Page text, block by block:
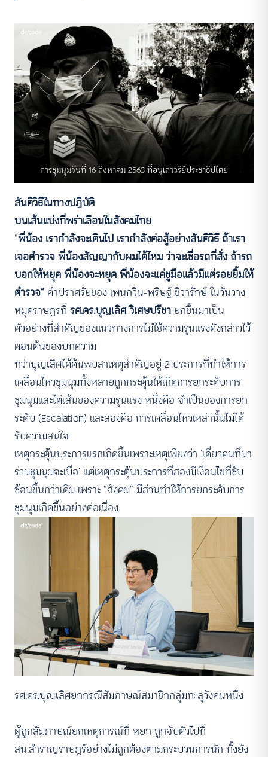
การชุมนุมวันที่ 16 สิงหาคม 2563 ที่อนุเสาวรีย์ประชาธิปไตย
สันติวิธีในทางปฏิบัติ
บนเส้นแบ่งที่พร่าเลือนในสังคมไทย
“พี่น้อง เรากำลังจะเดินไป เรากำลังต่อสู้อย่างสันติวิธี ถ้าเรา
เจอตำรวจ พี่น้องสัญญากับผมได้ไหม ว่าจะเชื่อรถที่สั่ง ถ้ารถ
บอกให้หยุด พี่น้องจะหยุด พี่น้องจะแค่ชูมือแล้วมีแต่รอยยิ้มให้
ตำรวจ” คำปราศรัยของ เพนกวิน-พริษฐ์ ชิวารักษ์ ในวันวาง
หมุดราษฎรที่ รศ.ดร.บุญเลิศ วิเศษปรีชา ยกขึ้นมาเป็น
ตัวอย่างที่สำคัญของแนวทางการไม่ใช้ความรุนแรงดังกล่าวไว้
ตอนต้นของบทความ
ทว่าบุญเลิศได้ค้นพบสาเหตุสำคัญอยู่ 2 ประการที่ทำให้การ
เคลื่อนไหวชุมนุมทั้งหลายถูกกระตุ้นให้เกิดการยกระดับการ
ชุมนุมและไต่เส้นของความรุนแรง หนึ่งคือ จำเป็นของการยก
ระดับ (Escalation) และสองคือ การเคลื่อนไหวเหล่านั้นไม่ได้
รับความสนใจ
เหตุกระตุ้นประการแรกเกิดขึ้นเพราะเหตุเพียงว่า ‘เดี๋ยวคนที่มา
ร่วมชุมนุมจะเบื่อ’ แต่เหตุกระตุ้นประการที่สองมีเงื่อนไขที่ซับ
ซ้อนขึ้นกว่าเดิม เพราะ “สังคม” มีส่วนทำให้การยกระดับการ
ชุมนุมเกิดขึ้นอย่างต่อเนื่อง
รศ.ดร.บุญเลิศยกกรณีสัมภาษณ์สมาชิกกลุ่มทะลุวังคนหนึ่ง
ผู้ถูกสัมภาษณ์ยกเหตุการณ์ที่ หยก ถูกจับตัวไปที่
สน.สำราญราษฎร์อย่างไม่ถูกต้องตามกระบวนการนัก ทั้งยัง